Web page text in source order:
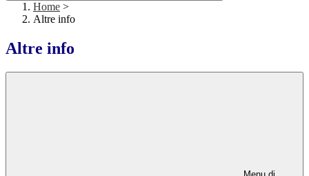
Home >
Altre info
Altre info